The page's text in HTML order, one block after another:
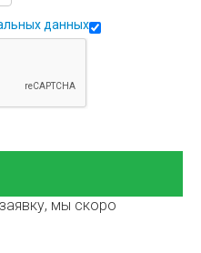
данных
мы скоро